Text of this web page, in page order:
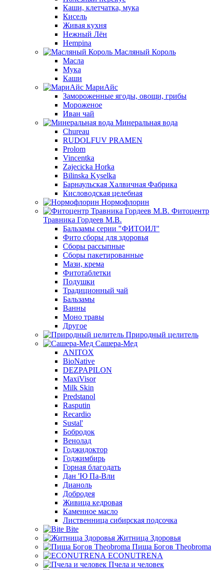
Каши, клетчатка, мука
Кисель
Живая кухня
Нежный Лён
Hempina
Масляный Король
Масла
Мука
Каши
МариАйс
Замороженные ягоды, овощи, грибы
Мороженое
Иван чай
Минеральная вода
Chureau
RUDOLFUV PRAMEN
Prolom
Vincentka
Zajecicka Horka
Bilinska Kyselka
Барнаульская Халвичная Фабрика
Кисловодская целебная
Нормофлорин
Фитоцентр
Травника Гордеев М.В.
Бальзамы серии "ФИТОИЛ"
Фито сборы для здоровья
Сборы рассыпные
Сборы пакетированные
Мази, крема
Фитотаблетки
Подушки
Традиционный чай
Бальзамы
Ванны
Моно травы
Другое
Природный целитель
Сашера-Мед
ANITOX
BioNative
DEZPAPILON
MaxiVisor
Milk Skin
Predstanol
Rasputin
Recardio
Sustal'
Бобродок
Венолад
Годжидоктор
Годжимбирь
Горная благодать
Дан 'Ю Па-Вли
Дианоль
Добродея
Живица кедровая
Каменное масло
Лиственница сибирская подсочка
Bite
Житница Здоровья
Пища Богов Theobroma
ECONUTRENA
Пчела и человек